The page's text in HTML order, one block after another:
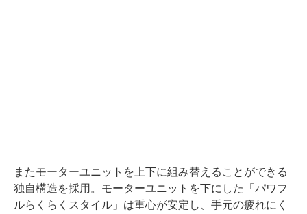
またモーターユニットを上下に組み替えることができる
独自構造を採用。モーターユニットを下にした「パワフ
ルらくらくスタイル」は重心が安定し、手元の疲れにく